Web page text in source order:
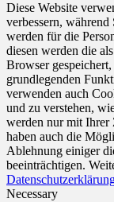
Diese Website
verbessern,
werden für die
diesen werden die
Browser
grundlegenden
verwenden auch
und zu verstehen,
werden nur mit Ihrer
haben auch die
Ablehnung einiger
beeinträchtigen.
Necessary